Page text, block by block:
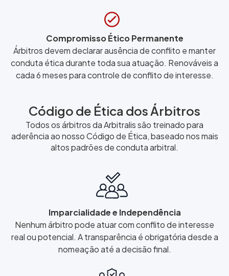
Compromisso Ético Permanente
Árbitros devem declarar ausência de conflito e manter
conduta ética durante toda sua atuação. Renováveis a
cada 6 meses para controle de conflito de interesse.
Código de Ética dos Árbitros
Todos os árbitros da Arbitralis são treinado para
aderência ao nosso Código de Ética, baseado nos mais
altos padrões de conduta arbitral.
Imparcialidade e Independência
Nenhum árbitro pode atuar com conflito de interesse
real ou potencial. A transparência é obrigatória desde a
nomeação até a decisão final.